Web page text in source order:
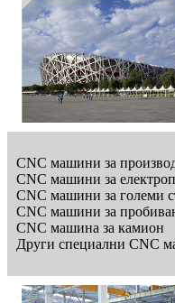
CNC машини за
CNC машини за
CNC машини за големи
CNC машини за
CNC машина за камион
Други специални CNC